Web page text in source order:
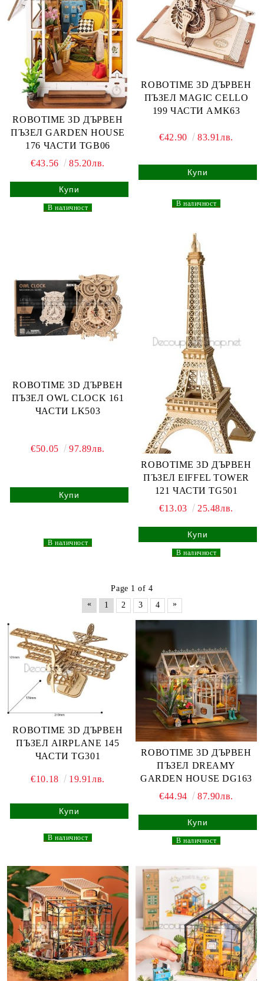
ROBOTIME 3D ДЪРВЕН
ПЪЗЕЛ GARDEN HOUSE
176 ЧАСТИ TGB06
€43.56
85.20лв.
В наличност
ROBOTIME 3D ДЪРВЕН
ПЪЗЕЛ MAGIC CELLO
199 ЧАСТИ AMK63
€42.90 83.91лв.
В наличност
ROBOTIME 3D ДЪРВЕН
ПЪЗЕЛ OWL CLOCK 161
ЧАСТИ LK503
€50.05 97.89лв.
В наличност
ROBOTIME 3D ДЪРВЕН
ПЪЗЕЛ EIFFEL TOWER
121 ЧАСТИ TG501
€13.03
25.48лв.
В наличност
Page 1 of 4
«
1 2 3 4 »
ROBOTIME 3D ДЪРВЕН
ПЪЗЕЛ AIRPLANE 145
ЧАСТИ TG301
€10.18 19.91лв.
В наличност
ROBOTIME 3D ДЪРВЕН
ПЪЗЕЛ DREAMY
GARDEN HOUSE DG163
€44.94
87.90лв.
В наличност